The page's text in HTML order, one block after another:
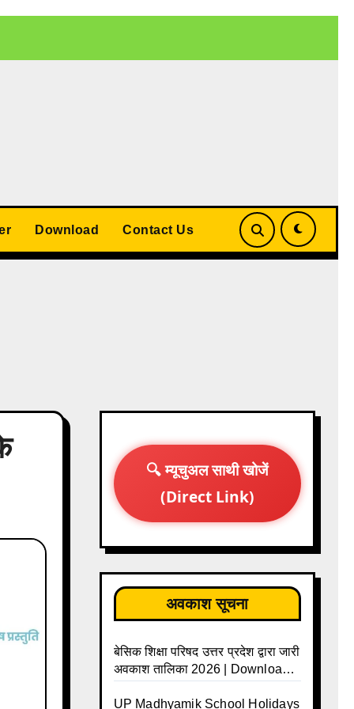
समझौता
Download Contact Us
🔍 म्यूचुअल साथी खोजें
(Direct Link)
अवकाश सूचना
बेसिक शिक्षा परिषद उत्तर प्रदेश द्वारा जारी
अवकाश तालिका 2026 | Download
Holiday List 2026 | Basic
UP Madhyamik School Holidays